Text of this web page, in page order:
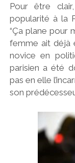
Pour être
popularité à la
“Ça plane pour
femme ait déjà
novice en
parisien a été
pas en elle
son